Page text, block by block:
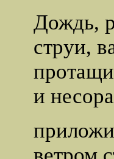
Дождь,
струи,
и